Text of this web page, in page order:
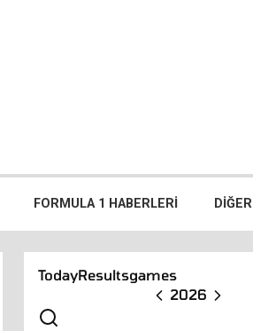
FORMULA 1 HABERLERI DIĞER
TodayResultsgames
2026